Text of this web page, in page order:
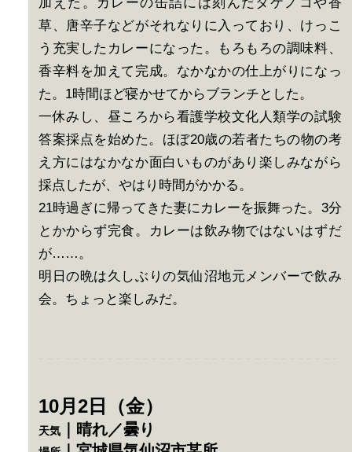
草、唐辛子などがそれなりに入っており、けっこ
う充実したカレーになった。もろもろの調味料、
香辛料を加えて完成。なかなかの仕上がりになっ
た。1時間ほど寝かせてからブランチとした。
一休みし、昼ころから看護学校文化人類学の試験
答案採点を始めた。ほぼ20歳の若者たちの物の考
え方にはなかなか面白いものがあり楽しみながら
採点したが、やはり時間がかかる。
21時過ぎに帰ってきた妻にカレーを振舞った。3分
とかからず完食。カレーは飲み物ではないはずだ
が……。
明日の晩は久しぶりの気仙沼地元メンバーで飲み
会。ちょっと楽しみだ。
10月2日（金）
天気 ｜晴れ／曇り